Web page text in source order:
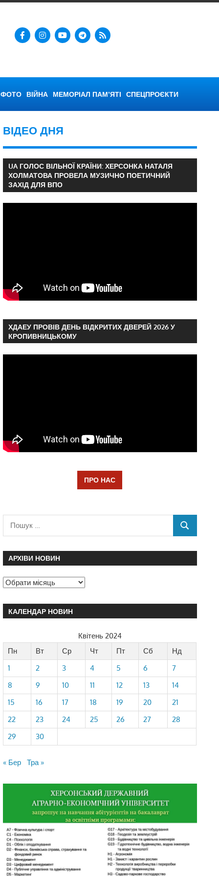
ФОТО ВІЙНА МЕМОРІАЛ ПАМ’ЯТІ СПЕЦПРОЄКТИ
ВІДЕО ДНЯ
UA ГОЛОС ВІЛЬНОЇ КРАЇНИ: ХЕРСОНКА НАТАЛЯ
ХОЛМАТОВА ПРОВЕЛА МУЗИЧНО ПОЕТИЧНИЙ
ЗАХІД ДЛЯ ВПО
ХДАЕУ ПРОВІВ ДЕНЬ ВІДКРИТИХ ДВЕРЕЙ 2026 У
КРОПИВНИЦЬКОМУ
ПРО НАС
АРХІВИ НОВИН
КАЛЕНДАР НОВИН
Квітень 2024
Пн
Вт Ср Чт Пт Сб
Нд
1
2 3 4 5 6
7
8
9 10 11 12 13
14
15
16 17 18 19 20
21
22
23 24 25 26 27
28
29
30
« Бер Тра »